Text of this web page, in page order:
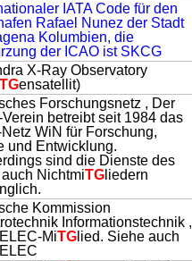
IATA Code für den
Rafael Nunez der Stadt
Kolumbien, die
der ICAO ist SKCG
X-Ray Observatory
TGensatellit)
Forschungsnetz , Der
Verein betreibt seit 1984 das
WiN für Forschung,
und Entwicklung.
sind die Dienste des
NichtmiTG liedern
Kommission
Informationstechnik ,
MiTG lied. Siehe auch